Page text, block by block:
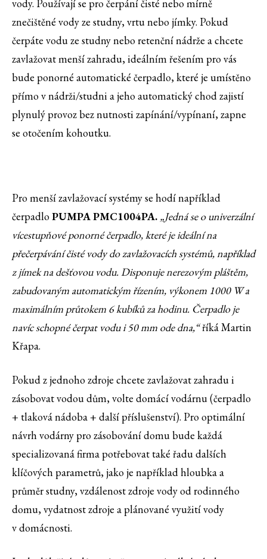
vody. Používají se pro čerpání čisté nebo mírně
znečištěné vody ze studny, vrtu nebo jímky. Pokud
čerpáte vodu ze studny nebo retenční nádrže a chcete
zavlažovat menší zahradu, ideálním řešením pro vás
bude ponorné automatické čerpadlo, které je umístěno
přímo v nádrži/studni a jeho automatický chod zajistí
plynulý provoz bez nutnosti zapínání/vypínaní, zapne
se otočením kohoutku.
Pro menší zavlažovací systémy se hodí například
čerpadloPUMPA PMC1004PA. „Jedná se ouniverzální
vícestupňové ponorné čerpadlo, které je ideální na
přečerpávání čisté vody do zavlažovacích systémů, například
z jímek na dešťovou vodu.Disponuje nerezovým pláštěm,
zabudovaným automatickým řízením, výkonem 1000 W a
maximálním průtokem 6 kubíků za hodinu. Čerpadlo je
navíc schopné čerpat vodu i 50 mm ode dna,“říká Martin
Křapa.
Pokud z jednoho zdroje chcete zavlažovat zahradu i
zásobovat vodou dům, volte domácí vodárnu (čerpadlo
+ tlaková nádoba + další příslušenství). Pro optimální
návrh vodárny pro zásobování domu bude každá
specializovaná firma potřebovat také řadu dalších
klíčových parametrů, jako je například hloubka a
průměr studny, vzdálenost zdroje vody od rodinného
domu, vydatnost zdroje a plánované využití vody
v domácnosti.